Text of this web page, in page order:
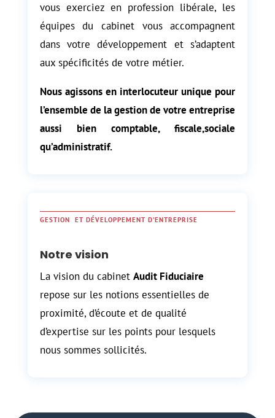
vous exerciez en profession libérale, les
équipes du cabinet vous accompagnent
dans votre développement et s’adaptent
aux spécificités de votre métier.
Nous agissons en interlocuteur unique pour
l’ensemble de la gestion de votre entreprise
aussi bien comptable, fiscale,sociale
qu’administratif.
GESTION ET DÉVELOPPEMENT D’ENTREPRISE
Notre vision
La vision du cabinet Audit Fiduciaire
repose sur les notions essentielles de
proximité, d’écoute et de qualité
d’expertise sur les points pour lesquels
nous sommes sollicités.